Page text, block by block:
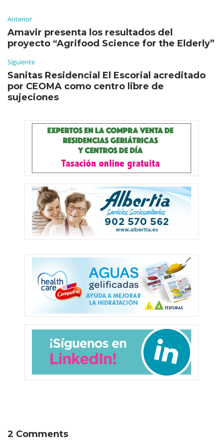
Anterior
Amavir presenta los resultados del
proyecto “Agrifood Science for the Elderly”
Siguiente
Sanitas Residencial El Escorial acreditado
por CEOMA como centro libre de
sujeciones
2 Comments